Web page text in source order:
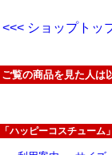
<<< ショップトッ
ご覧の商品を見た人は
「ハッピーコスチュー